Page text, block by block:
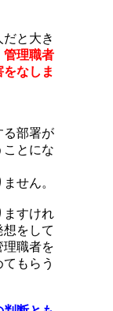
と大き
管理職者
なしま
る部署が
ことにな
せん。
ますけれ
をして
理職者を
もらう